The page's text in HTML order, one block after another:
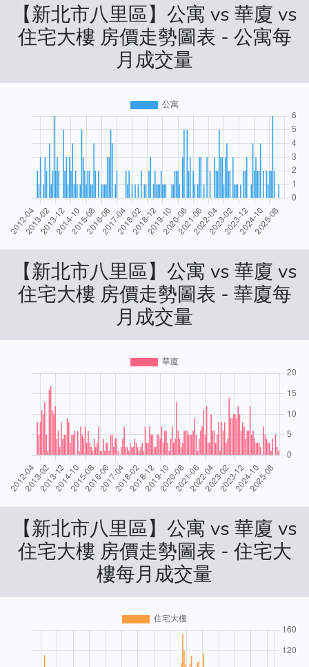
【新北市八里區】公寓 vs 華廈 vs
住宅大樓 房價走勢圖表 - 公寓每
月成交量
【新北市八里區】公寓 vs 華廈 vs
住宅大樓 房價走勢圖表 - 華廈每
月成交量
【新北市八里區】公寓 vs 華廈 vs
住宅大樓 房價走勢圖表 - 住宅大
樓每月成交量